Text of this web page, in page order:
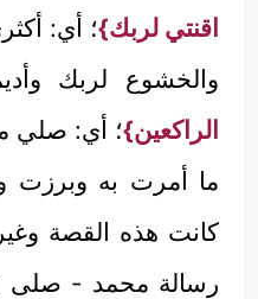
اقنتي لربك}؛ أي:
والخشوع لربك
الراكعين}؛ أي: صلي
ما أمرت به وبرزت
كانت هذه القصة
رسالة محمد - صلى